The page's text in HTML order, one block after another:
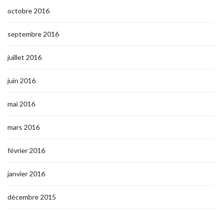
octobre 2016
septembre 2016
juillet 2016
juin 2016
mai 2016
mars 2016
février 2016
janvier 2016
décembre 2015